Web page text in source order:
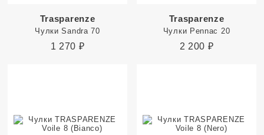
Trasparenze
Чулки Sandra 70
1 270 ₽
Trasparenze
Чулки Pennac 20
2 200 ₽